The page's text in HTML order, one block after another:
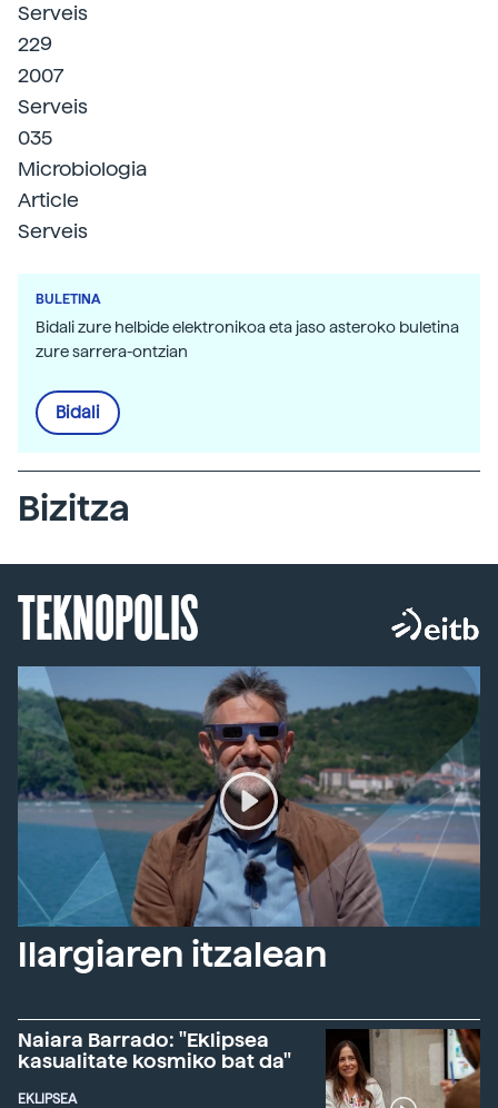
Serveis
229
2007
Serveis
035
Microbiologia
Article
Serveis
BULETINA
Bidali zure helbide elektronikoa eta jaso asteroko buletina
zure sarrera-ontzian
Bidali
Bizitza
TEKNOPOLIS
Ilargiaren itzalean
Naiara Barrado: "Eklipsea
kasualitate kosmiko bat da"
EKLIPSEA